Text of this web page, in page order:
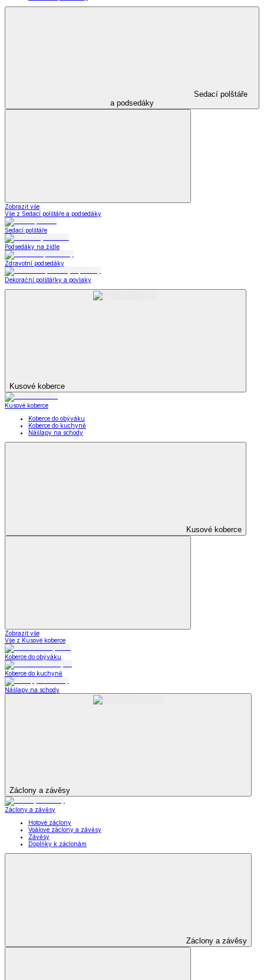
Sedací polštáře
a podsedáky
Zobrazit vše
Vše z Sedací polštáře a podsedáky
Sedací polštáře
Podsedáky na židle
Zdravotní podsedáky
Dekorační polštářky a povlaky
Kusové koberce
Kusové koberce
Koberce do obýváku
Koberce do kuchyně
Nášlapy na schody
Kusové koberce
Zobrazit vše
Vše z Kusové koberce
Koberce do obýváku
Koberce do kuchyně
Nášlapy na schody
Záclony a závěsy
Záclony a závěsy
Hotové záclony
Voálové záclony a závěsy
Závěsy
Doplňky k záclonám
Záclony a závěsy